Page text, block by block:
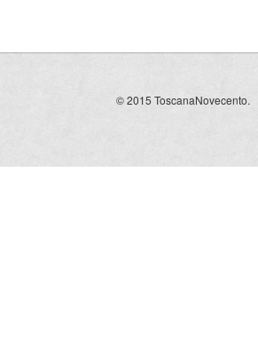
© 2015 ToscanaNovecento.